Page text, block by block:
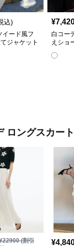
込)
イード風フ
ジャケット
¥
白コー
えショ
ロングスカート
22900(割引
¥